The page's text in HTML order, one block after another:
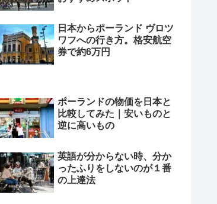
日本からポーランド ヴロツ
ワフへの行き方。格安航空
券で約6万円
ポーランドの物価を日本と
比較してみた｜安いものと
逆に高いもの
英語が分からない時、分か
ったふりをしないのが１番
の上達法